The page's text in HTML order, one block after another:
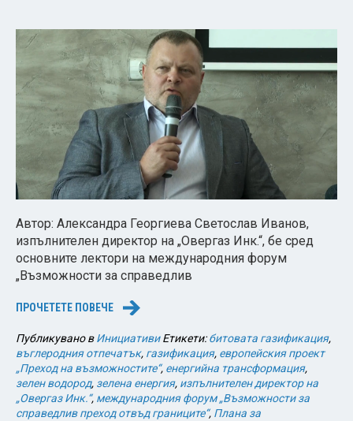
Автор: Александра Георгиева Светослав Иванов,
изпълнителен директор на „Овергаз Инк.“, бе сред
основните лектори на международния форум
„Възможности за справедлив
ПРОЧЕТЕТЕ ПОВЕЧЕ →
Публикувано вИнициативи Етикети:битовата газификация,
въглеродния отпечатък, газификация, европейския проект
„Преход на възможностите“, енергийна трансформация,
зелен водород, зелена енергия, изпълнителен директор на
„Овергаз Инк.“, международния форум „Възможности за
справедлив преход отвъд границите“, Плана за